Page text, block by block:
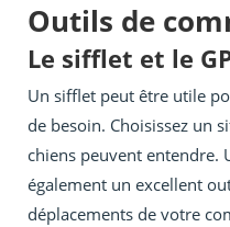
Outils de
Le sifflet et le
Un sifflet peut être utile
de besoin. Choisissez un
chiens peuvent entendre.
également un excellent
déplacements de votre